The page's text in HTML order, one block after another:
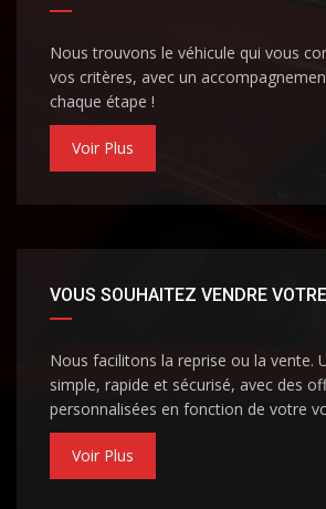
Nous trouvons le véhicule qui vous
vos critères, avec un
chaque étape !
Voir Plus
VOUS SOUHAITEZ VENDRE
Nous facilitons la reprise ou la vente.
simple, rapide et sécurisé, avec des
personnalisées en fonction de votre
Voir Plus